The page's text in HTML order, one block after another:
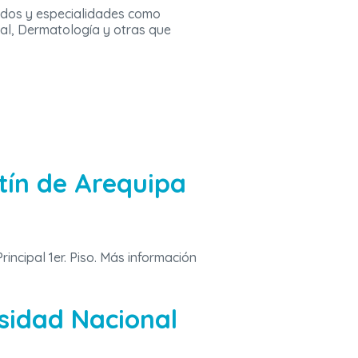
y especialidades como
Dermatología y otras que
de Arequipa
1er. Piso. Más información
Nacional